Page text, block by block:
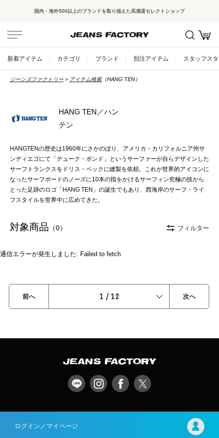
国内・海外500以上のブランドを取り揃えた高感度セレクトショップ
新着アイテム カテゴリ ブランド 別注アイテム スタッフス
ジーンズファクトリー アイテム検索（HANG TEN）
HANG TEN／ハン
テン
HANGTENの歴史は1960年にさかのぼり、アメリカ・カリフォルニア州サ
ンディエゴにて「デューク・ボンド」というサーファーが自らデザインした
サーフトランクスをドリス・ペックに縫製を依頼。これが世界的アイコンに
なったサーフボードのノーズに10本の指をかけるサーフィン究極の技から
とった足跡のロゴ「HANG TEN」の誕生でもあり、西海岸のサーフ・ライ
フスタイルを世界中に広めてきた。
対象商品 （0） フィルター
通信エラーが発生しました: Failed to fetch
前へ 1 / 12 次へ
ログイン／マイページ